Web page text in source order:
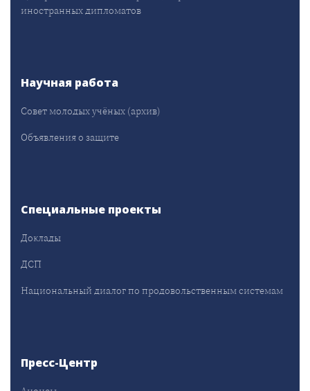
иностранных дипломатов
Научная работа
Совет молодых учёных (архив)
Объявления о защите
Специальные проекты
Доклады
ДСП
Национальный диалог по продовольственным системам
Пресс-Центр